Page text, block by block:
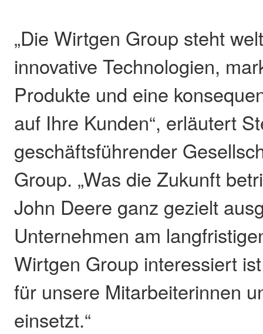
„Die Wirtgen Group steht
innovative Technologien,
Produkte und eine
auf Ihre Kunden“, erläutert
geschäftsführender
Group. „Was die Zukunft
John Deere ganz gezielt
Unternehmen am
Wirtgen Group interessiert
für unsere Mitarbeiterinnen
einsetzt.“